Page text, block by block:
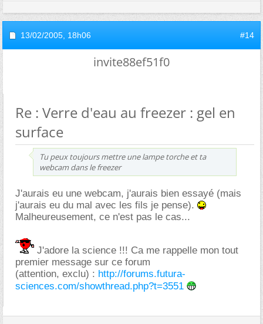
13/02/2005, 18h06 #14
invite88ef51f0
Re : Verre d'eau au freezer : gel en
surface
Tu peux toujours mettre une lampe torche et ta
webcam dans le freezer
J'aurais eu une webcam, j'aurais bien essayé (mais
j'aurais eu du mal avec les fils je pense).
Malheureusement, ce n'est pas le cas...
J'adore la science !!! Ca me rappelle mon tout
premier message sur ce forum
(attention, exclu) : http://forums.futura-
sciences.com/showthread.php?t=3551